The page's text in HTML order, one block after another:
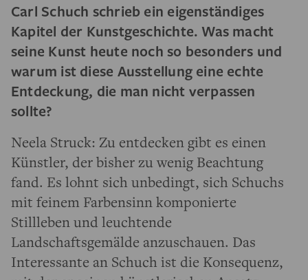
Carl Schuch schrieb ein eigenständiges
Kapitel der Kunstgeschichte. Was macht
seine Kunst heute noch so besonders und
warum ist diese Ausstellung eine echte
Entdeckung, die man nicht verpassen
sollte?
Neela Struck: Zu entdecken gibt es einen
Künstler, der bisher zu wenig Beachtung
fand. Es lohnt sich unbedingt, sich Schuchs
mit feinem Farbensinn komponierte
Stillleben und leuchtende
Landschaftsgemälde anzuschauen. Das
Interessante an Schuch ist die Konsequenz,